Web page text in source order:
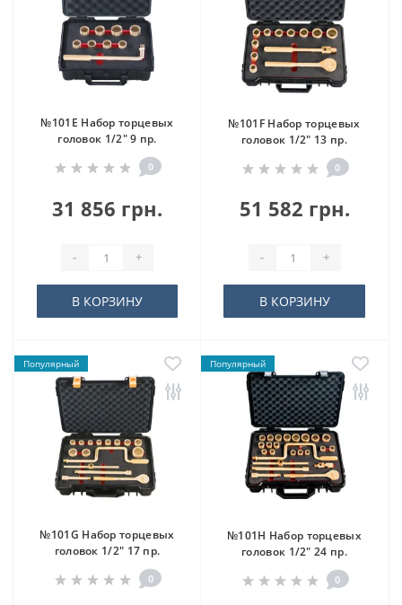
№101E Набор торцевых
головок 1/2" 9 пр.
0
31 856 грн.
- +
В КОРЗИНУ
№101F Набор торцевых
головок 1/2" 13 пр.
0
51 582 грн.
- +
В КОРЗИНУ
Популярный
№101G Набор торцевых
головок 1/2" 17 пр.
0
Популярный
№101H Набор торцевых
головок 1/2" 24 пр.
0